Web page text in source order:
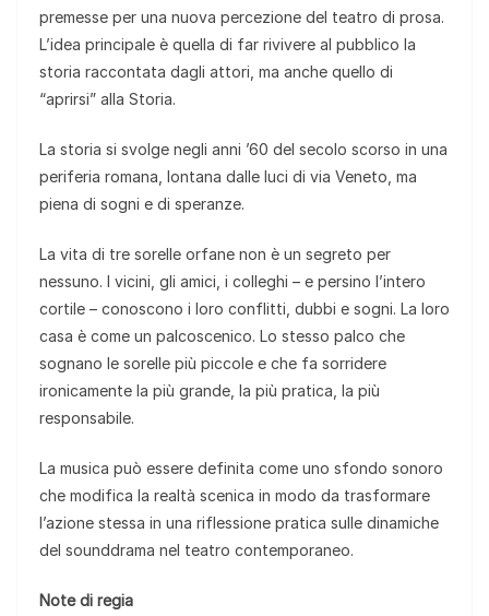
premesse per una nuova percezione del teatro di prosa.
L’idea principale è quella di far rivivere al pubblico la
storia raccontata dagli attori, ma anche quello di
“aprirsi” alla Storia.
La storia si svolge negli anni ’60 del secolo scorso in una
periferia romana, lontana dalle luci di via Veneto, ma
piena di sogni e di speranze.
La vita di tre sorelle orfane non è un segreto per
nessuno. I vicini, gli amici, i colleghi – e persino l’intero
cortile – conoscono i loro conflitti, dubbi e sogni. La loro
casa è come un palcoscenico. Lo stesso palco che
sognano le sorelle più piccole e che fa sorridere
ironicamente la più grande, la più pratica, la più
responsabile.
La musica può essere definita come uno sfondo sonoro
che modifica la realtà scenica in modo da trasformare
l’azione stessa in una riflessione pratica sulle dinamiche
del sounddrama nel teatro contemporaneo.
Note di regia